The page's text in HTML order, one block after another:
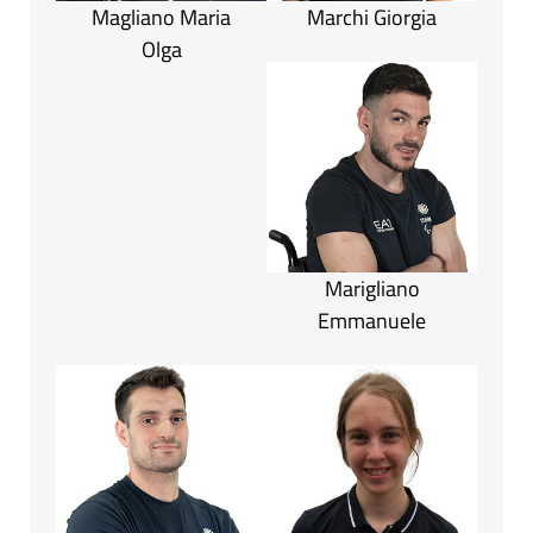
Magliano Maria
Olga
Marchi Giorgia
Marigliano
Emmanuele